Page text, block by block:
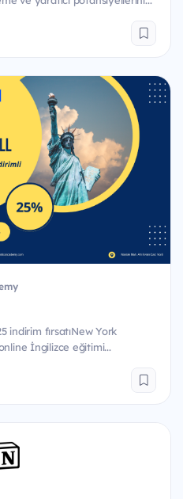
indirim fırsatıNew York
İngilizce eğitimi...